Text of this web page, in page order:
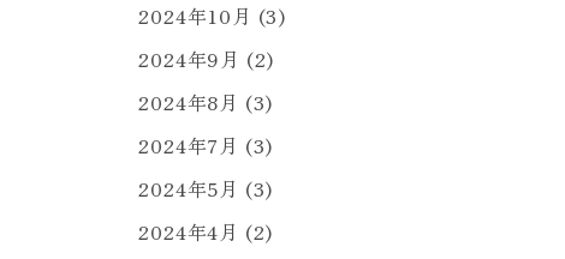
2024年10月 (3)
2024年9月 (2)
2024年8月 (3)
2024年7月 (3)
2024年5月 (3)
2024年4月 (2)